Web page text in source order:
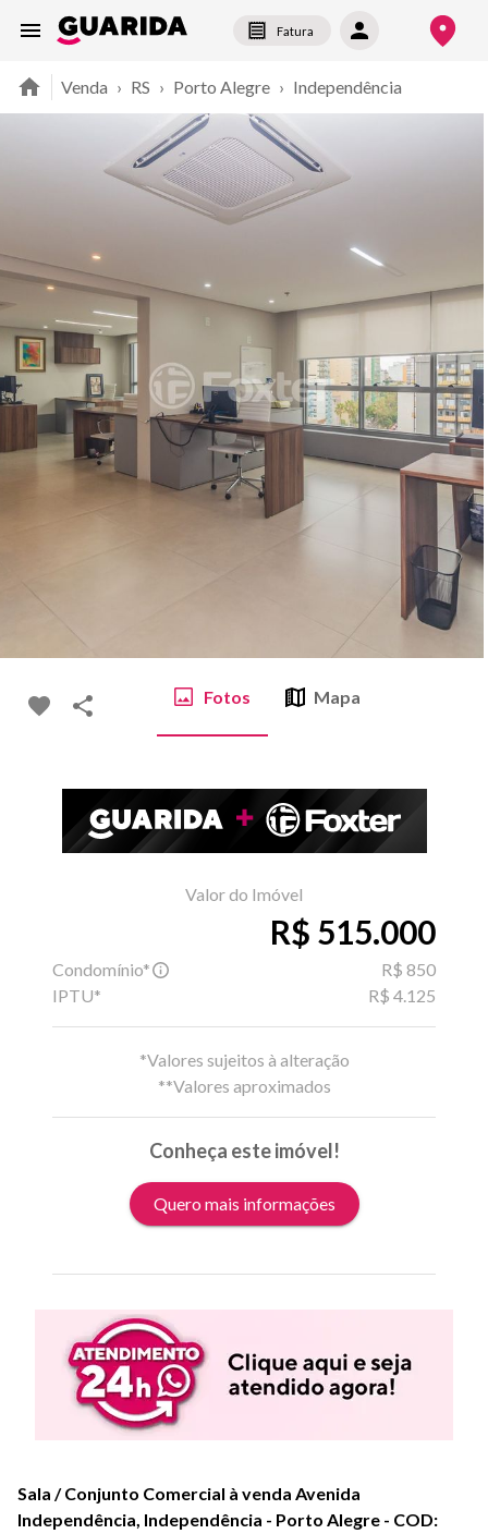
Fatura
Venda › RS › Porto Alegre › Independência
Fotos Mapa
Valor do Imóvel
R$ 515.000
Condomínio*
R$ 850
IPTU*
R$ 4.125
*Valores sujeitos à alteração
**Valores aproximados
Conheça este imóvel!
Quero mais informações
Sala / Conjunto Comercial à venda Avenida
Independência, Independência - Porto Alegre - COD: